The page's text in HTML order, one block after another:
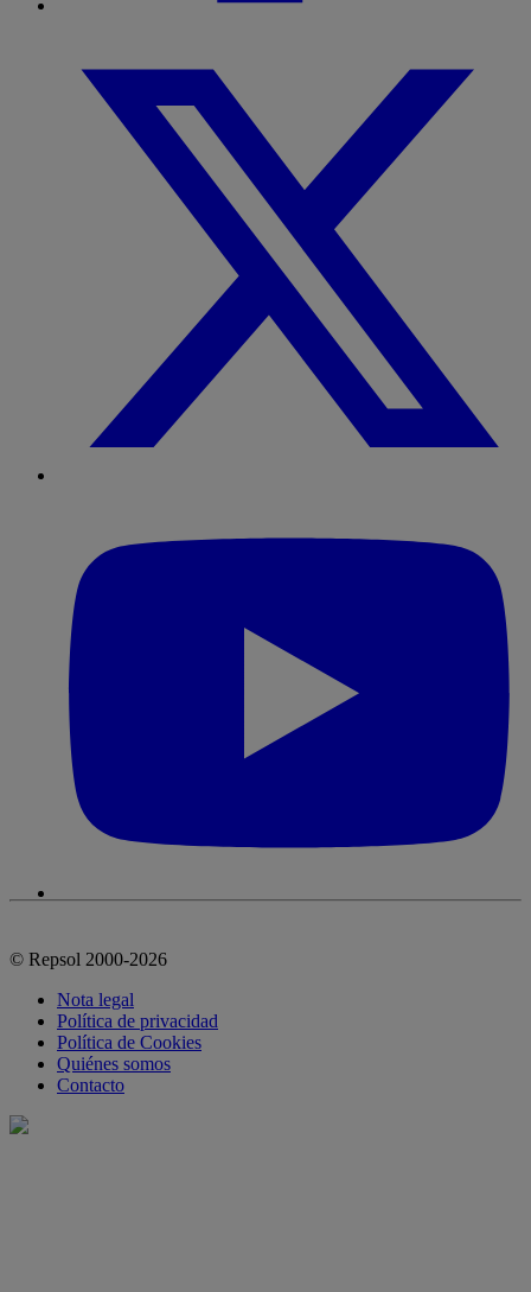
© Repsol 2000-2026
Nota legal
Política de privacidad
Política de Cookies
Quiénes somos
Contacto